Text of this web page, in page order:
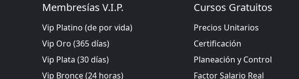
Membresías V.I.P.
Vip Platino (de por vida)
Vip Oro (365 días)
Vip Plata (30 días)
Vip Bronce (24 horas)
Cursos Gratuitos
Precios Unitarios
Certificación
Planeación y Control
Factor Salario Real